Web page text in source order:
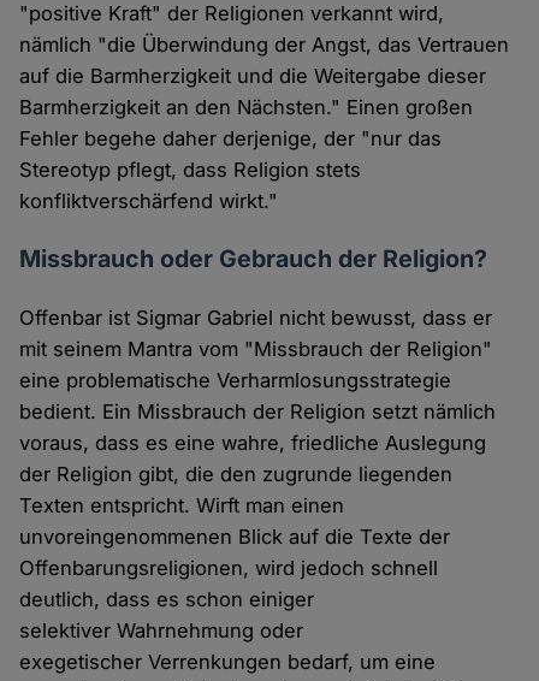
"positive Kraft" der Religionen verkannt wird,
nämlich "die Überwindung der Angst, das Vertrauen
auf die Barmherzigkeit und die Weitergabe dieser
Barmherzigkeit an den Nächsten." Einen großen
Fehler begehe daher derjenige, der "nur das
Stereotyp pflegt, dass Religion stets
konfliktverschärfend wirkt."
Missbrauch oder Gebrauch der Religion?
Offenbar ist Sigmar Gabriel nicht bewusst, dass er
mit seinem Mantra vom "Missbrauch der Religion"
eine problematische Verharmlosungsstrategie
bedient. Ein Missbrauch der Religion setzt nämlich
voraus, dass es eine wahre, friedliche Auslegung
der Religion gibt, die den zugrunde liegenden
Texten entspricht. Wirft man einen
unvoreingenommenen Blick auf die Texte der
Offenbarungsreligionen, wird jedoch schnell
deutlich, dass es schon einiger
selektiver Wahrnehmung oder
exegetischer Verrenkungen bedarf, um eine